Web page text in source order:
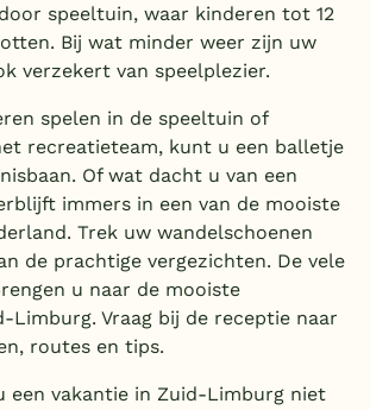
speeltuin, waar kinderen tot 12
Bij wat minder weer zijn uw
verzekert van speelplezier.
spelen in de speeltuin of
recreatieteam, kunt u een balletje
Of wat dacht u van een
immers in een van de mooiste
Trek uw wandelschoenen
de prachtige vergezichten. De vele
u naar de mooiste
Limburg. Vraag bij de receptie naar
routes en tips.
een vakantie in Zuid-Limburg niet